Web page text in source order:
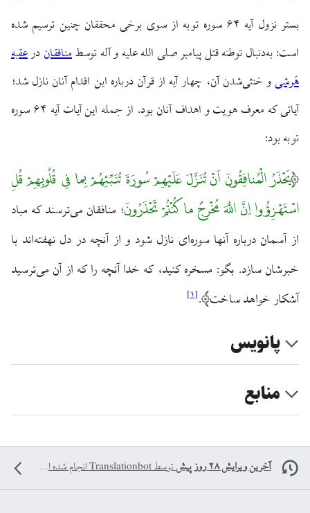
بستر نزول آیه ۶۴ سوره توبه از سوی برخی محققان چنین ترسیم شده
است: به‌دنبال توطئه قتل پیامبر صلی الله علیه و آله توسطمنافقاندرعقبه
هَرشیو خنثی‌شدن آن، چهار آیه از قرآن درباره این اقدام آنان نازل شد؛
آیاتی که معرف هویت و اهداف آنان بود. از جمله این آیات آیه ۶۴ سوره
توبه بود:
یَحْذَرُ الْمُنافِقُونَ اَنْ تُنَزَّلَ عَلَیْهِمْ سُورَةَ تُنَبِّئِهُمْ بِما فِی قُلُوبِهِمْ قُلِ
اسْتَهْزِؤُوا اِنَّ اللَّهَ مُخْرِجٌ ما کُنْتُمْ تَحْذَرُونَ؛ منافقان می‌ترسند که مباد
از آسمان درباره آنها سوره‌ای نازل شود و از آنچه در دل نهفته‌اند با
خبرشان سازد. بگو: مسخره کنید، که خدا آنچه را که از آن می‌ترسید
آشکار خواهد ساخت .
[۱]
پانویس
منابع
آخرین ویرایش ۲۸ روز پیش توسطTranslationbotانجام شده است